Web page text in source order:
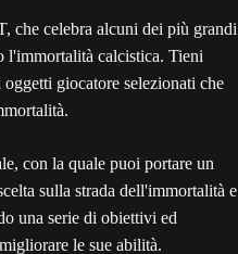
che celebra alcuni dei più grandi
l'immortalità calcistica. Tieni
giocatore selezionati che
con la quale puoi portare un
sulla strada dell'immortalità e
una serie di obiettivi ed
le sue abilità.